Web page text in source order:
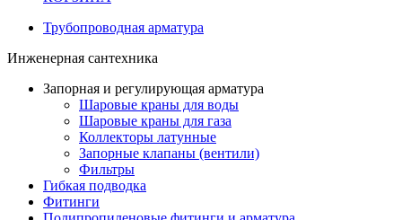
Трубопроводная арматура
Инженерная сантехника
Запорная и регулирующая арматура
Шаровые краны для воды
Шаровые краны для газа
Коллекторы латунные
Запорные клапаны (вентили)
Фильтры
Гибкая подводка
Фитинги